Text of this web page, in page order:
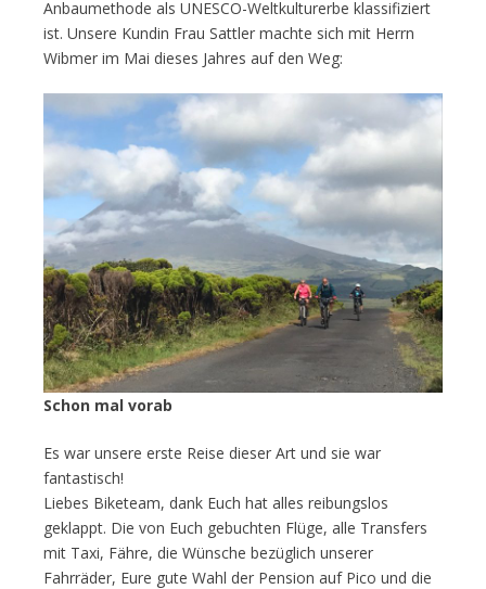
Anbaumethode als UNESCO-Weltkulturerbe klassifiziert
ist. Unsere Kundin Frau Sattler machte sich mit Herrn
Wibmer im Mai dieses Jahres auf den Weg:
Schon mal vorab
Es war unsere erste Reise dieser Art und sie war
fantastisch!
Liebes Biketeam, dank Euch hat alles reibungslos
geklappt. Die von Euch gebuchten Flüge, alle Transfers
mit Taxi, Fähre, die Wünsche bezüglich unserer
Fahrräder, Eure gute Wahl der Pension auf Pico und die